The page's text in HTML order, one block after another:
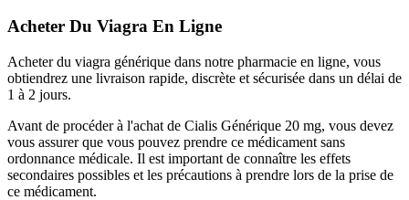
Acheter Du Viagra En Ligne
Acheter du viagra générique dans notre pharmacie en ligne, vous
obtiendrez une livraison rapide, discrète et sécurisée dans un délai de
1 à 2 jours.
Avant de procéder à l'achat de Cialis Générique 20 mg, vous devez
vous assurer que vous pouvez prendre ce médicament sans
ordonnance médicale. Il est important de connaître les effets
secondaires possibles et les précautions à prendre lors de la prise de
ce médicament.